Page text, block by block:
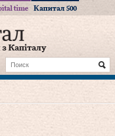
time Капитал 500
з Капіталу